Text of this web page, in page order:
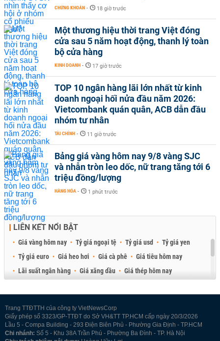
CHỨNG KHOÁN - 18 giờ trước
Một thương hiệu thời trang Việt đóng
cửa sau 5 năm hoạt động, thanh lý toàn
bộ cửa hàng
KINH DOANH - 17 giờ trước
TOP 10 ngân hàng lãi lớn nhất từ kinh
doanh ngoại hối nửa đầu năm 2026:
Vietcombank quán quân, ACB dẫn đầu
nhóm tư nhân
TÀI CHÍNH - 11 giờ trước
Bảng giá vàng hôm nay 9/8 vàng SJC
và nhẫn tròn leo dốc, nữ trang tăng tới 6
triệu đồng/lượng
HÀNG HÓA - 1 phút trước
LIÊN KẾT NỔI BẬT
Giá vàng hôm nay Tỷ giá ngoại tệ Tỷ giá usd
Tỷ giá yen
Tỷ giá euro
Giá heo hơi Giá cà phê
Giá tiêu hôm nay
Lãi suất ngân hàng
Giá xăng dầu
Giá thép hôm nay
Trang TTĐTTH của công ty VietNewsCorp
Giấy phép số 3323/GP-TTĐT do Sở VH&TT TP.HCM cấp ngày 20/3/2026
Lầu 5 - Compa Building - 293 Điện Biên Phủ - Phường Gia Định - TP.HCM
Chi nhánh: Số 5 - Khu 38A Trần Phú - Phường Ba Đình - TP. Hà Nội